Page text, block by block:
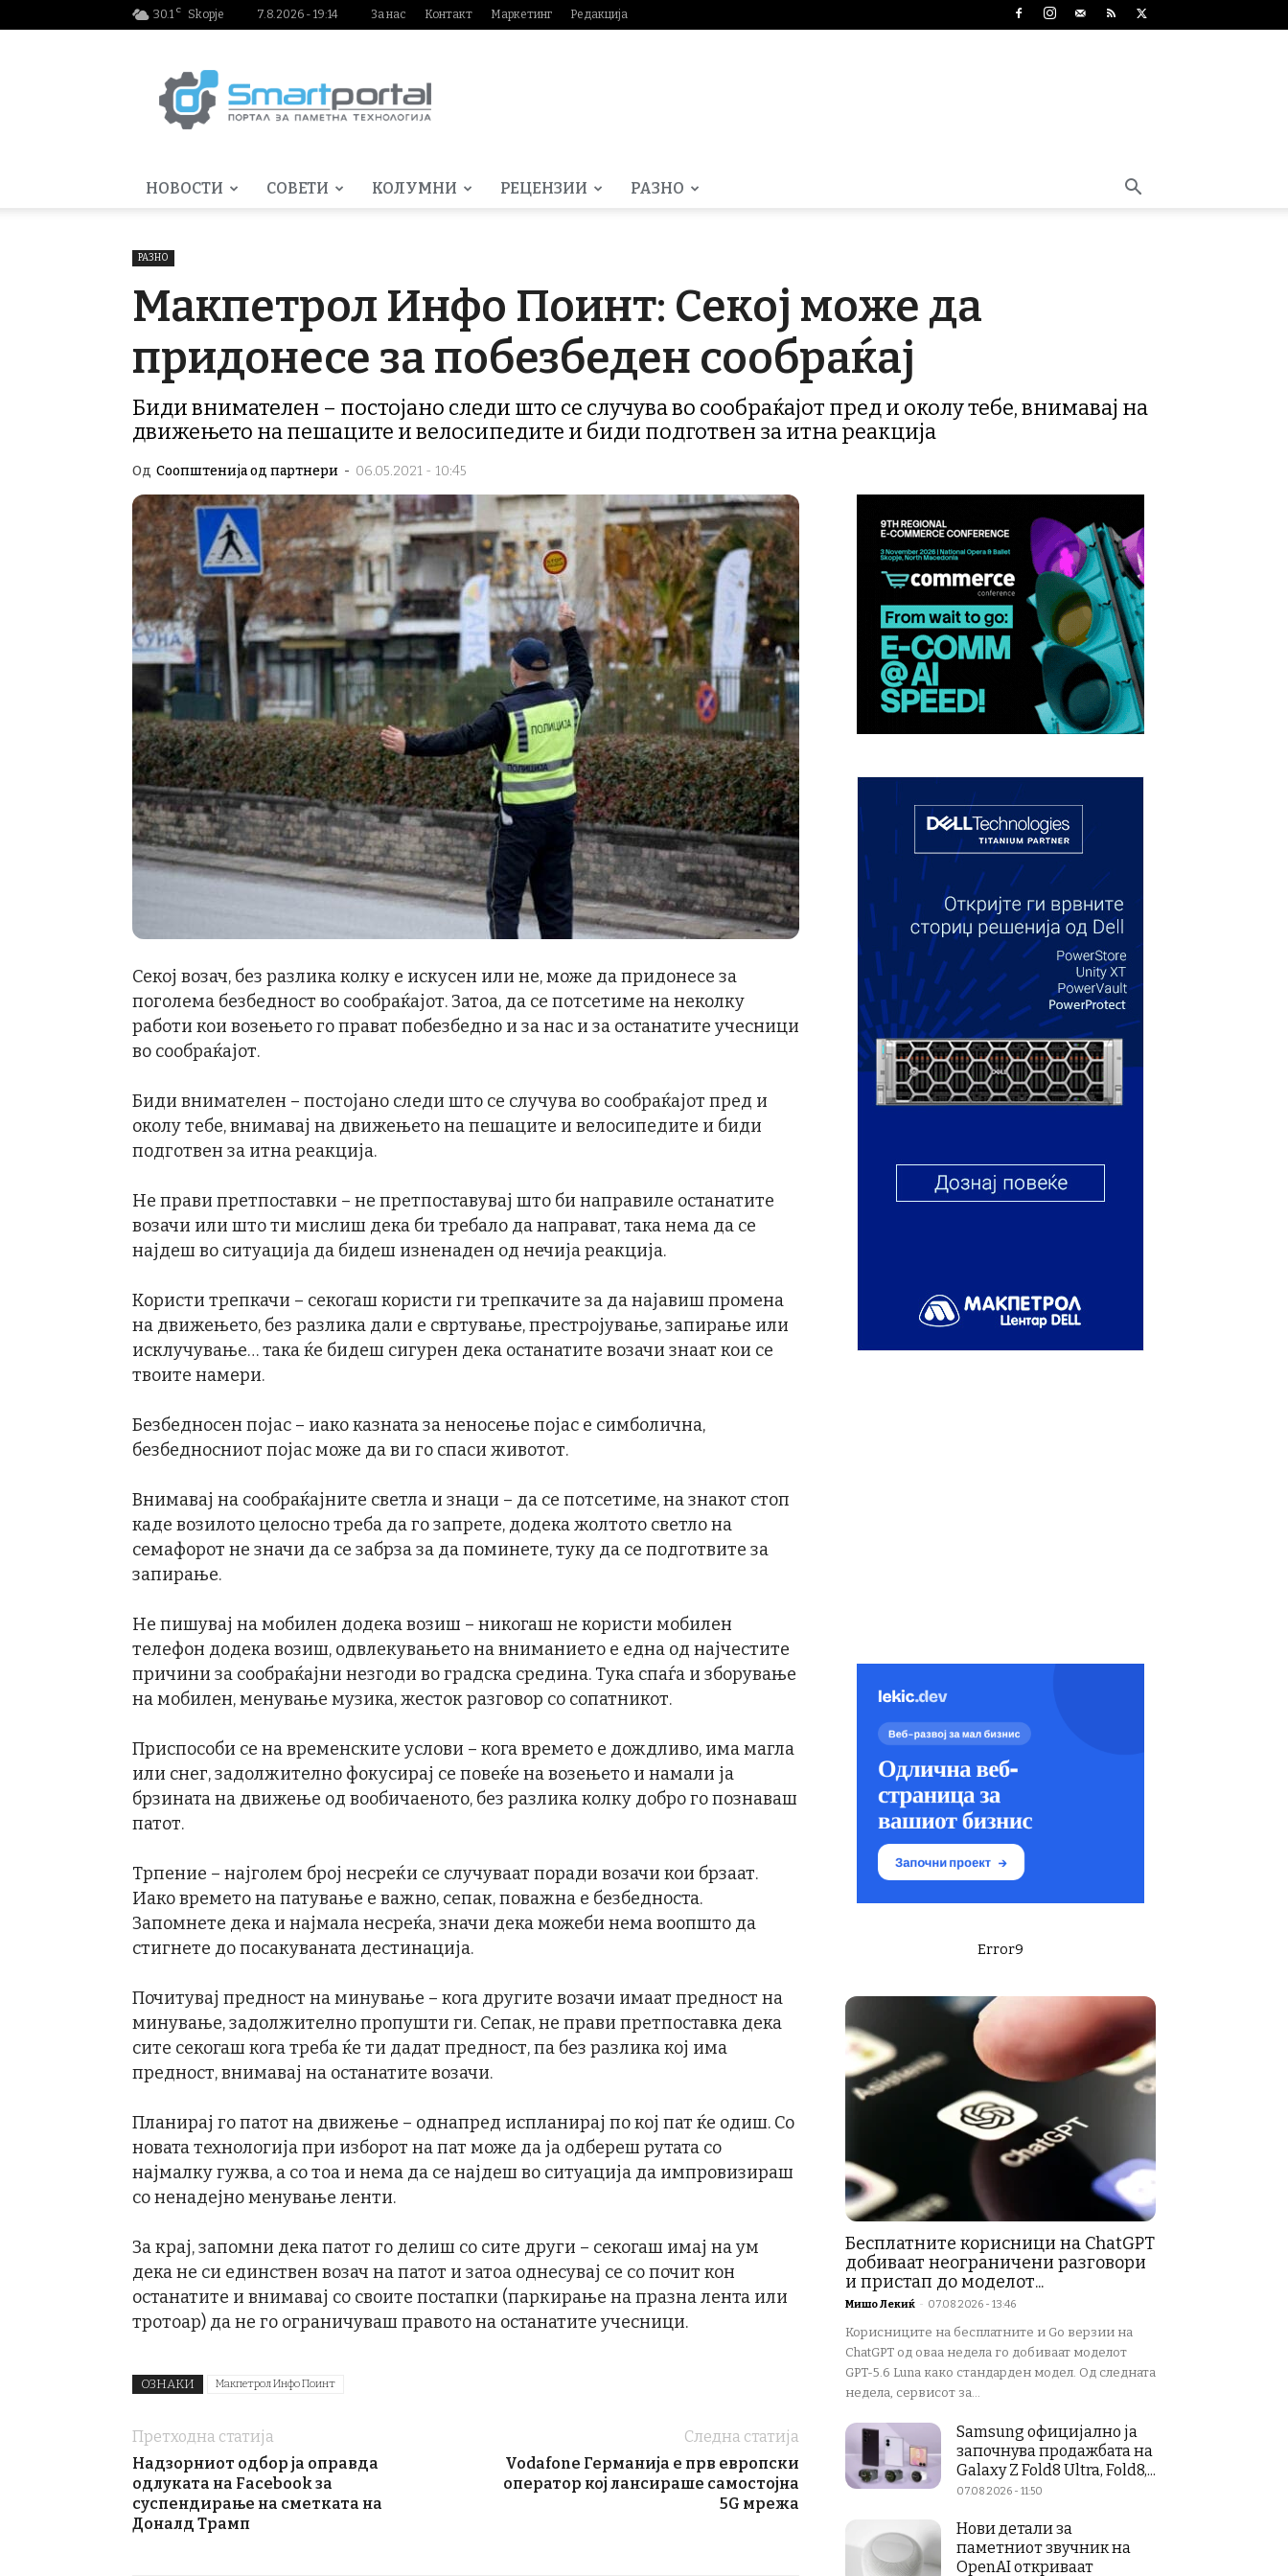
30.1 C Skopje 7.8.2026 - 19:14 За нас Контакт Маркетинг Редакција
НОВОСТИ СОВЕТИ КОЛУМНИ РЕЦЕНЗИИ РАЗНО
РАЗНО
Макпетрол Инфо Поинт: Секој може да
придонесе за побезбеден сообраќај
Биди внимателен – постојано следи што се случува во сообраќајот пред и околу тебе, внимавај на
движењето на пешаците и велосипедите и биди подготвен за итна реакција
Од Соопштенија од партнери - 06.05.2021 - 10:45
Секој возач, без разлика колку е искусен или не, може да придонесе за
поголема безбедност во сообраќајот. Затоа, да се потсетиме на неколку
работи кои возењето го прават побезбедно и за нас и за останатите учесници
во сообраќајот.
Биди внимателен – постојано следи што се случува во сообраќајот пред и
околу тебе, внимавај на движењето на пешаците и велосипедите и биди
подготвен за итна реакција.
Не прави претпоставки – не претпоставувај што би направиле останатите
возачи или што ти мислиш дека би требало да направат, така нема да се
најдеш во ситуација да бидеш изненаден од нечија реакција.
Користи трепкачи – секогаш користи ги трепкачите за да најавиш промена
на движењето, без разлика дали е свртување, престројување, запирање или
исклучување… така ќе бидеш сигурен дека останатите возачи знаат кои се
твоите намери.
Безбедносен појас – иако казната за неносење појас е симболична,
безбедносниот појас може да ви го спаси животот.
Внимавај на сообраќајните светла и знаци – да се потсетиме, на знакот стоп
каде возилото целосно треба да го запрете, додека жолтото светло на
семафорот не значи да се забрза за да поминете, туку да се подготвите за
запирање.
Не пишувај на мобилен додека возиш – никогаш не користи мобилен
телефон додека возиш, одвлекувањето на вниманието е една од најчестите
причини за сообраќајни незгоди во градска средина. Тука спаѓа и зборување
на мобилен, менување музика, жесток разговор со сопатникот.
Приспособи се на временските услови – кога времето е дождливо, има магла
или снег, задолжително фокусирај се повеќе на возењето и намали ја
брзината на движење од вообичаеното, без разлика колку добро го познаваш
патот.
Трпение – најголем број несреќи се случуваат поради возачи кои брзаат.
Иако времето на патување е важно, сепак, поважна е безбедноста.
Запомнете дека и најмала несреќа, значи дека можеби нема воопшто да
стигнете до посакуваната дестинација.
Почитувај предност на минување – кога другите возачи имаат предност на
минување, задолжително пропушти ги. Сепак, не прави претпоставка дека
сите секогаш кога треба ќе ти дадат предност, па без разлика кој има
предност, внимавај на останатите возачи.
Планирај го патот на движење – однапред испланирај по кој пат ќе одиш. Со
новата технологија при изборот на пат може да ја одбереш рутата со
најмалку гужва, а со тоа и нема да се најдеш во ситуација да импровизираш
со ненадејно менување ленти.
За крај, запомни дека патот го делиш со сите други – секогаш имај на ум
дека не си единствен возач на патот и затоа однесувај се со почит кон
останатите и внимавај со своите постапки (паркирање на празна лента или
тротоар) да не го ограничуваш правото на останатите учесници.
ОЗНАКИ Макпетрол Инфо Поинт
Претходна статија
Надзорниот одбор ја оправда
одлуката на Facebook за
суспендирање на сметката на
Доналд Трамп
Следна статија
Vodafone Германија е прв европски
оператор кој лансираше самостојна
5G мрежа
Error9
Бесплатните корисници на ChatGPT
добиваат неограничени разговори
и пристап до моделот...
Мишо Лекиќ - 07.08.2026 - 13:46
Корисниците на бесплатните и Go верзии на
ChatGPT од оваа недела го добиваат моделот
GPT-5.6 Luna како стандарден модел. Од следната
недела, сервисот за...
Samsung официјално ја
започнува продажбата на
Galaxy Z Fold8 Ultra, Fold8,...
07.08.2026 - 11:50
Нови детали за
паметниот звучник на
OpenAI откриваат